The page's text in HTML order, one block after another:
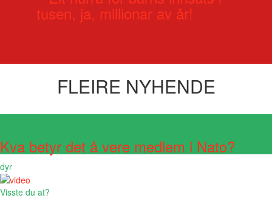
tusen, ja, millionar av år!
FLEIRE NYHENDE
Kva betyr det å vere medlem i Nato?
dyr
Visste du at?